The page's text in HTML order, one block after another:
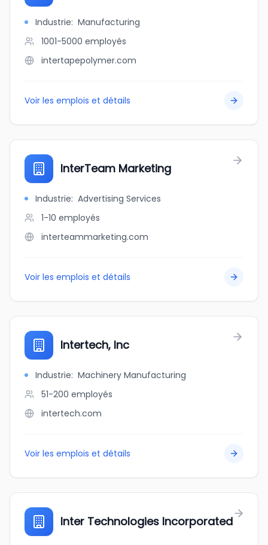
Industrie: Manufacturing
1001-5000 employés
intertapepolymer.com
Voir les emplois et détails
InterTeam Marketing
Industrie: Advertising Services
1-10 employés
interteammarketing.com
Voir les emplois et détails
Intertech, Inc
Industrie: Machinery Manufacturing
51-200 employés
intertech.com
Voir les emplois et détails
Inter Technologies Incorporated